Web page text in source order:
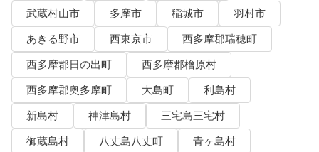
武蔵村山市
多摩市 稲城市
羽村市
あきる野市
西東京市
西多摩郡瑞穂町
西多摩郡日の出町
西多摩郡檜原村
西多摩郡奥多摩町
大島町
利島村
新島村
神津島村
三宅島三宅村
御蔵島村
八丈島八丈町
青ヶ島村